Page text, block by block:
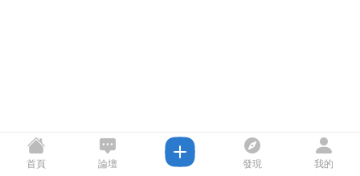
首頁 論壇 發現 我的